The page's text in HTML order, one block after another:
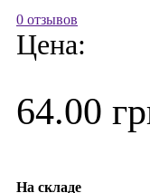
0 отзывов
Цена:
64.00
На складе